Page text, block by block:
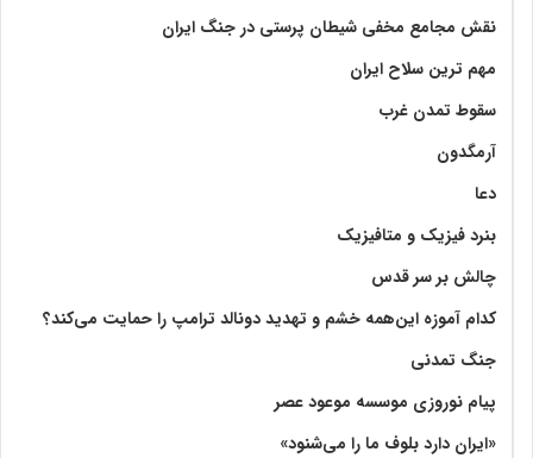
نقش مجامع مخفی شیطان پرستی در جنگ ایران
مهم ترین سلاح ایران
سقوط تمدن غرب
آرمگدون
دعا
بنرد فیزیک و متافیزیک
چالش بر سر قدس
کدام آموزه این‌همه خشم و تهدید دونالد ترامپ را حمایت می‌کند؟
جنگ تمدنی
پیام نوروزی موسسه موعود عصر
«ایران دارد بلوف ما را می‌شنود»